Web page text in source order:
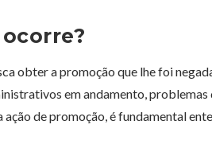
obter a promoção que lhe foi
em andamento, problemas
de promoção, é fundamental